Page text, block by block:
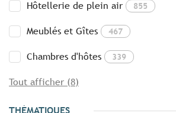
Hôtellerie de plein air 855
Meublés et Gîtes 467
Chambres d'hôtes 339
Tout afficher (8)
THÉMATIQUES